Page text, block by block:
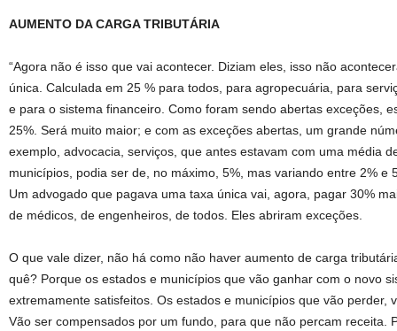
AUMENTO DA CARGA TRIBUTÁRIA
“Agora não é isso que vai acontecer. Diziam eles, isso não
única. Calculada em 25 % para todos, para agropecuária, para
e para o sistema financeiro. Como foram sendo abertas exceções,
25%. Será muito maior; e com as exceções abertas, um grande
exemplo, advocacia, serviços, que antes estavam com uma média
municípios, podia ser de, no máximo, 5%, mas variando entre 2% e
Um advogado que pagava uma taxa única vai, agora, pagar 30%
de médicos, de engenheiros, de todos. Eles abriram exceções.
O que vale dizer, não há como não haver aumento de carga
quê? Porque os estados e municípios que vão ganhar com o novo
extremamente satisfeitos. Os estados e municípios que vão perder,
Vão ser compensados por um fundo, para que não percam receita.